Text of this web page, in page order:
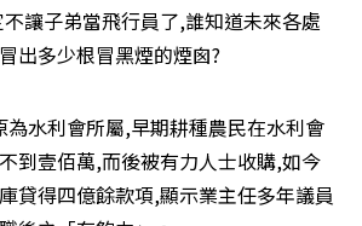
讓子弟當飛行員了,誰知道未來各處
出多少根冒黑煙的煙囪?
為水利會所屬,早期耕種農民在水利會
到壹佰萬,而後被有力人士收購,如今
貸得四億餘款項,顯示業主任多年議員